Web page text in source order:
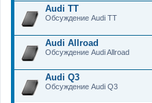
Audi TT
Обсуждение Audi TT
Audi Allroad
Обсуждение Audi Allroad
Audi Q3
Обсуждение Audi Q3